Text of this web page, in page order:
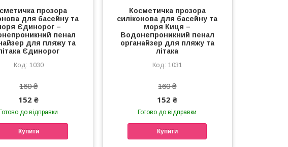
прозора
для басейну та
Єдинорог –
пенал
для пляжу та
Єдинорог
1030
160 ₴
152 ₴
до відправки
Купити
Косметичка прозора
силіконова для басейну та
моря Киця –
Водонепроникний пенал
органайзер для пляжу та
літака
1031
160 ₴
152 ₴
Готово до відправки
Купити